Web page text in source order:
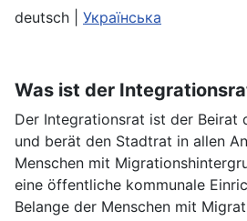
deutsch | Українська
Was ist der
Der Integrationsrat ist der Beirat
und berät den Stadtrat in allen
Menschen mit
eine öffentliche kommunale
Belange der Menschen mit